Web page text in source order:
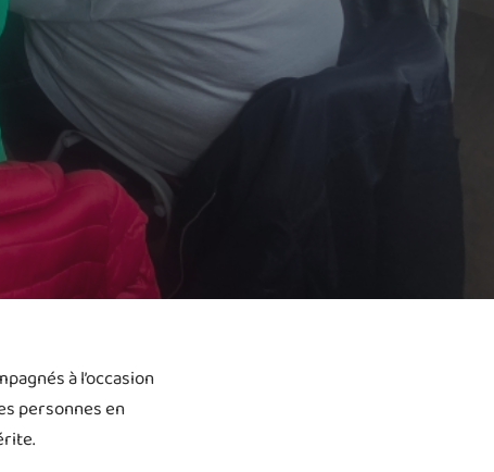
à l’occasion
personnes en